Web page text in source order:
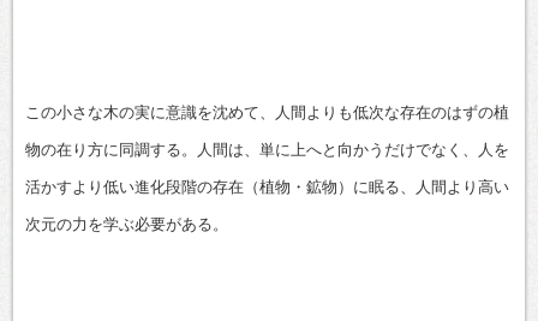
この小さな木の実に意識を沈めて、人間よりも低次な存在のはずの植
物の在り方に同調する。人間は、単に上へと向かうだけでなく、人を
活かすより低い進化段階の存在（植物・鉱物）に眠る、人間より高い
次元の力を学ぶ必要がある。